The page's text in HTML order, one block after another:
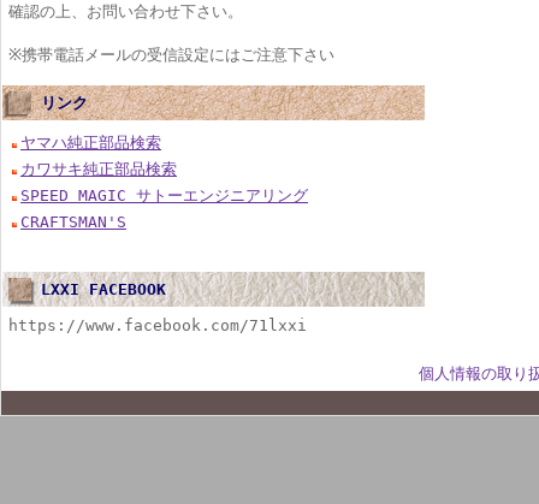
確認の上、お問い合わせ下さい。
※携帯電話メールの受信設定にはご注意下さい
リンク
ヤマハ純正部品検索
カワサキ純正部品検索
SPEED MAGIC サトーエンジニアリング
CRAFTSMAN'S
LXXI FACEBOOK
https://www.facebook.com/71lxxi
個人情報の取り